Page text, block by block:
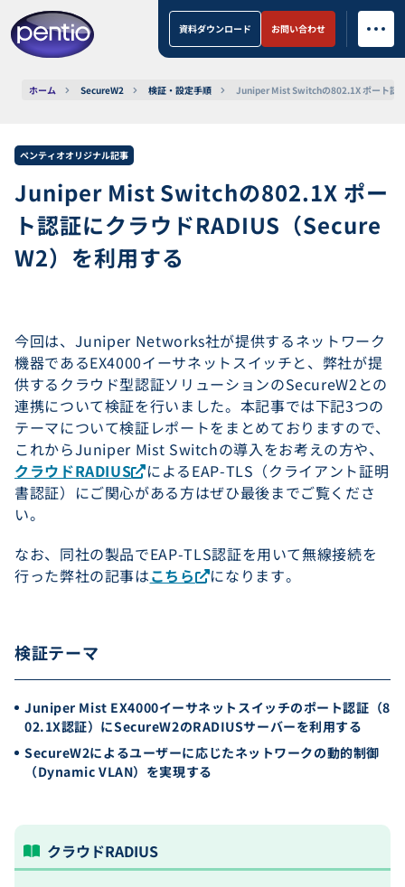
資料ダウンロード お問い合わせ
ホーム SecureW2 検証・設定手順 Juniper Mist Switchの802.1X ポート認
ペンティオオリジナル記事
Juniper Mist Switchの802.1X ポー
ト認証にクラウドRADIUS（Secure
W2）を利用する
今回は、Juniper Networks社が提供するネットワーク
機器であるEX4000イーサネットスイッチと、弊社が提
供するクラウド型認証ソリューションのSecureW2との
連携について検証を行いました。本記事では下記3つの
テーマについて検証レポートをまとめておりますので、
これからJuniper Mist Switchの導入をお考えの方や、
クラウドRADIUS
によるEAP-TLS（クライアント証明
書認証）にご関心がある方はぜひ最後までご覧くださ
い。
なお、同社の製品でEAP-TLS認証を用いて無線接続を
行った弊社の記事はこちら になります。
検証テーマ
Juniper Mist EX4000イーサネットスイッチのポート認証（8
02.1X認証）にSecureW2のRADIUSサーバーを利用する
SecureW2によるユーザーに応じたネットワークの動的制御
（Dynamic VLAN）を実現する
クラウドRADIUS